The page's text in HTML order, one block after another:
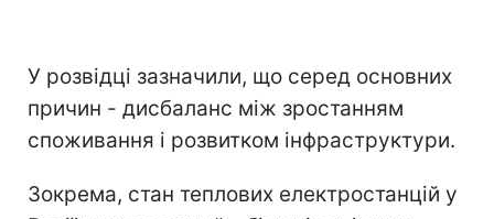
У розвідці зазначили, що серед основних
причин - дисбаланс між зростанням
споживання і розвитком інфраструктури.
Зокрема, стан теплових електростанцій у